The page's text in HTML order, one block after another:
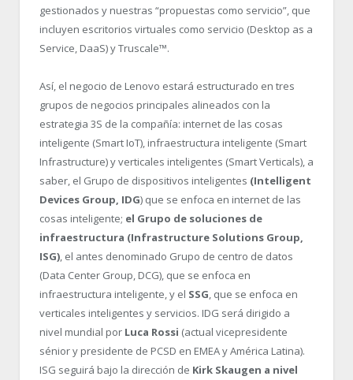
gestionados y nuestras “propuestas como servicio”, que
incluyen escritorios virtuales como servicio (Desktop as a
Service, DaaS) y Truscale™.
Así, el negocio de Lenovo estará estructurado en tres
grupos de negocios principales alineados con la
estrategia 3S de la compañía: internet de las cosas
inteligente (Smart IoT), infraestructura inteligente (Smart
Infrastructure) y verticales inteligentes (Smart Verticals), a
saber, el Grupo de dispositivos inteligentes (Intelligent
Devices Group, IDG) que se enfoca en internet de las
cosas inteligente; el Grupo de soluciones de
infraestructura (Infrastructure Solutions Group,
ISG), el antes denominado Grupo de centro de datos
(Data Center Group, DCG), que se enfoca en
infraestructura inteligente, y el SSG, que se enfoca en
verticales inteligentes y servicios. IDG será dirigido a
nivel mundial por Luca Rossi (actual vicepresidente
sénior y presidente de PCSD en EMEA y América Latina).
ISG seguirá bajo la dirección de Kirk Skaugen a nivel